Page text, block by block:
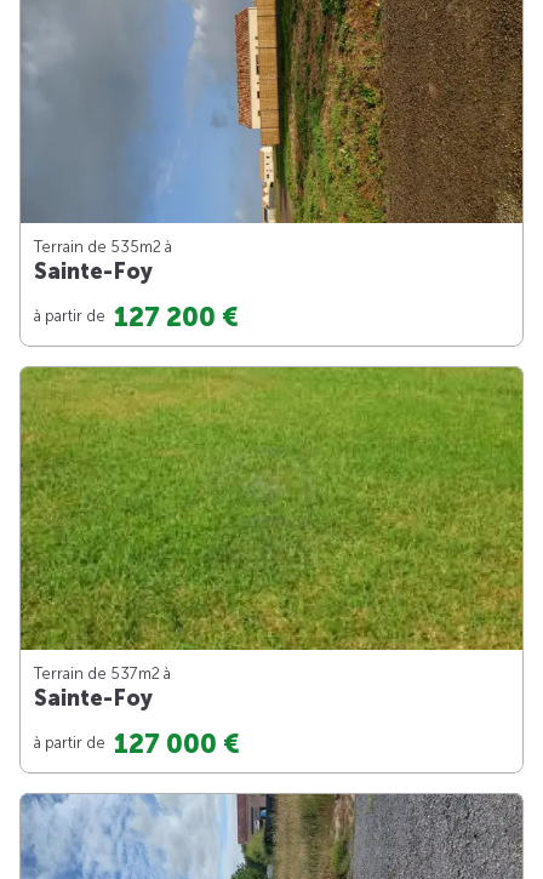
Terrain de 535m2 à
Sainte-Foy
à partir de 127 200 €
Terrain de 537m2 à
Sainte-Foy
à partir de 127 000 €